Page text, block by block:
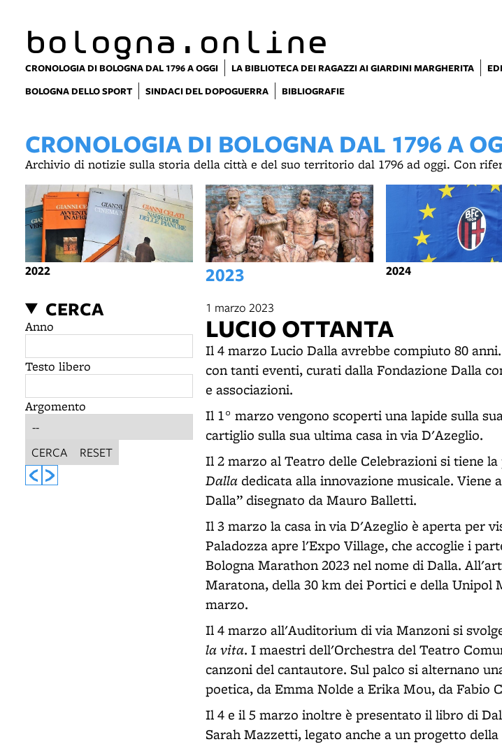
bologna.online
CRONOLOGIA DI BOLOGNA DAL 1796 A OGGI LA BIBLIOTECA DEI RAGAZZI AI GIARDINI MARGHERITA
BOLOGNA DELLO SPORT
SINDACI DEL DOPOGUERRA BIBLIOGRAFIE
CRONOLOGIA DI BOLOGNA DAL 1796 A
Archivio di notizie sulla storia della città e del suo territorio dal 1796 ad oggi. Con
2022 2023 2024
CERCA
Anno
Testo libero
Argomento
CERCA RESET
1 marzo 2023
LUCIO OTTANTA
Il 4 marzo Lucio Dalla avrebbe compiuto 80
con tanti eventi, curati dalla Fondazione Dalla
e associazioni.
Il 1° marzo vengono scoperti una lapide sulla
cartiglio sulla sua ultima casa in via D'Azeglio.
Il 2 marzo al Teatro delle Celebrazioni si tiene
Dalla dedicata alla innovazione musicale. Viene
Dalla” disegnato da Mauro Balletti.
Il 3 marzo la casa in via D'Azeglio è aperta per
Paladozza apre l'Expo Village, che accoglie i
Bologna Marathon 2023 nel nome di Dalla.
Maratona, della 30 km dei Portici e della Unipol
marzo.
Il 4 marzo all'Auditorium di via Manzoni si
la vita. I maestri dell'Orchestra del Teatro
canzoni del cantautore. Sul palco si alternano
poetica, da Emma Nolde a Erika Mou, da Fabio
Il 4 e il 5 marzo inoltre è presentato il libro di
Sarah Mazzetti, legato anche a un progetto